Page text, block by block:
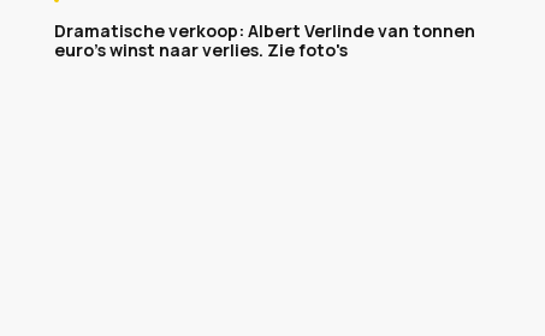
Dramatische verkoop: Albert Verlinde van tonnen
euro's winst naar verlies. Zie foto's